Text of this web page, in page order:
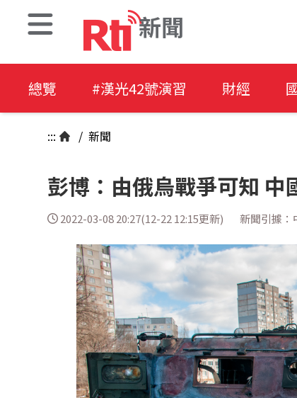
新聞
總覽 #漢光42號演習 財經
::: / 新聞
彭博：由俄烏戰爭可知 中
2022-03-08 20:27(12-22 12:15更新) 新聞引據：